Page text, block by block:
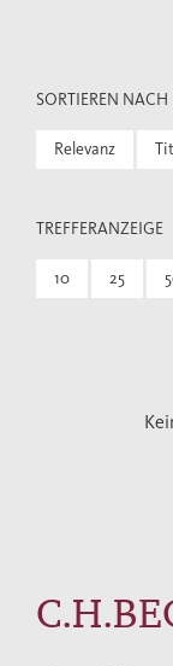
SORTIEREN NACH
Relevanz
TREFFERANZEIGE
10 25